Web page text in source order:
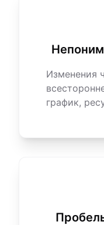
Изменения
график,